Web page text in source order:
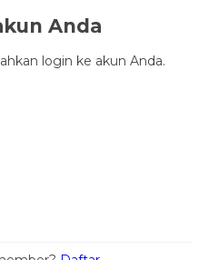
Anda
login ke akun Anda.